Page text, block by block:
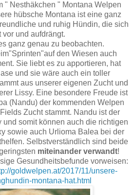
" Nesthäkchen " Montana Welpen
hübsche Montana ist eine ganz
und ruhig Hündin, die sich
vor und aufdrängt.
ganz genau zu beobachten.
den Wiesen auch
Sie liebt es zu apportieren, hat
und sie wäre auch ein toller
aus unserer eigenen Zucht und
Lissy. Eine besondere Freude ist
(Nandu) der kommenden Welpen
Zucht stammt. Nandu ist der
und somit können auch die richtigen
sowie auch Urlioma Balea bei der
Selbstverständlich sind beide
miteinander verwandt!
Gesundheitsbefunde vorweisen:
goldwelpen.at/2017/11/unsere-
montana-hat.html